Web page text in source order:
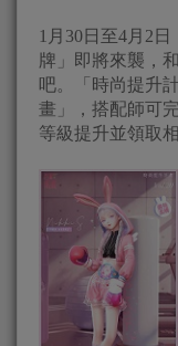
1月30日至4月2
牌」即將來襲，
吧。「時尚提升
畫」，搭配師可
等級提升並領取